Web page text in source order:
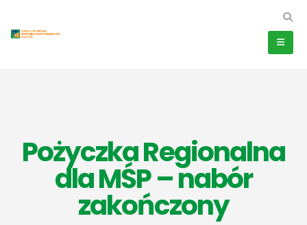
Pożyczka Regionalna
dla MŚP – nabór
zakończony